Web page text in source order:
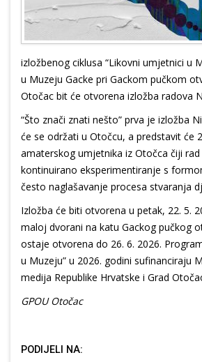
izložbenog ciklusa “Likovni umjetnici u
u Muzeju Gacke pri Gackom pučkom
Otočac bit će otvorena izložba radova
“Što znači znati nešto” prva je izložba
će se održati u Otočcu, a predstavit će
amaterskog umjetnika iz Otočca čiji rad
kontinuirano eksperimentiranje s
često naglašavanje procesa stvaranja
Izložba će biti otvorena u petak, 22. 5.
maloj dvorani na katu Gackog pučkog
ostaje otvorena do 26. 6. 2026.
u Muzeju” u 2026. godini sufinanciraju
medija Republike Hrvatske i Grad
GPOU Otočac
PODIJELI NA: